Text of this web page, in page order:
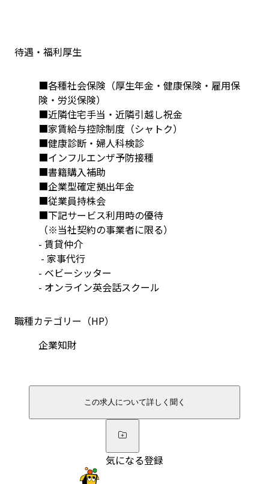
待遇・福利厚生
■各種社会保険（厚生年金・健康保険・雇用保
険・労災保険）
■近隣住宅手当・近隣引越し祝金
■家賃給与控除制度（シャトク）
■健康診断・婦人科検診
■インフルエンザ予防接種
■書籍購入補助
■企業型確定拠出年金
■従業員持株会
■下記サービス利用時の優待
（※当社契約の事業者に限る）
- 賃貸仲介
- 家事代行
- ベビーシッター
- オンライン英会話スクール
職種カテゴリー（HP）
企業知財
この求人について詳しく聞く
気になる登録